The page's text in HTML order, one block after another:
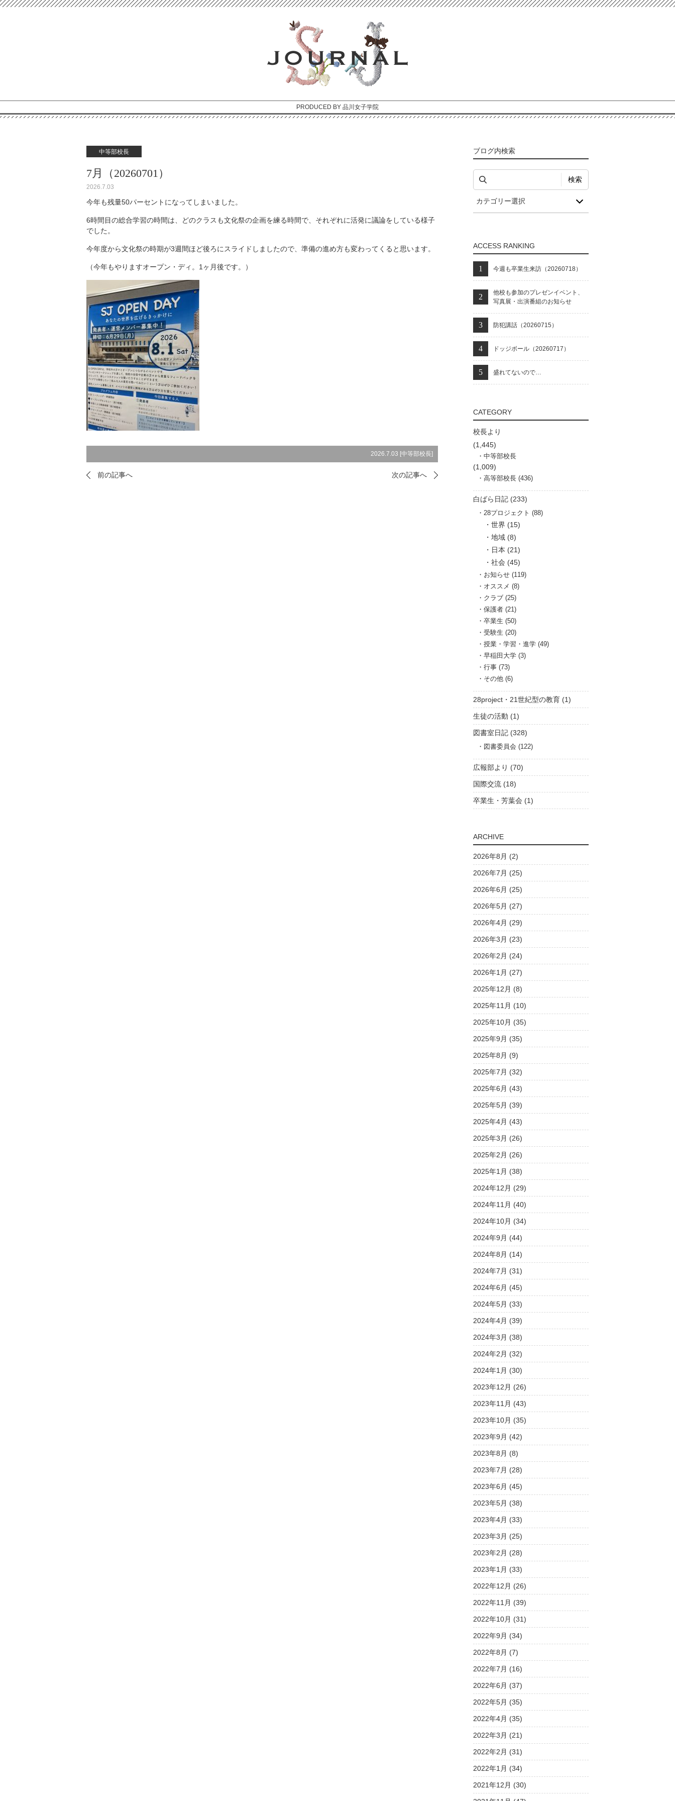
PRODUCED BY 品川女子学院
中等部校長
7月（20260701）
2026.7.03
今年も残量50パーセントになってしまいました。
6時間目の総合学習の時間は、どのクラスも文化祭の企画を練る時間で、それぞれに活発に議論をしている様子
でした。
今年度から文化祭の時期が3週間ほど後ろにスライドしましたので、準備の進め方も変わってくると思います。
（今年もやりますオープン・ディ。1ヶ月後です。）
2026.7.03 [中等部校長]
前の記事へ 次の記事へ
ブログ内検索
検索
カテゴリー選択
ACCESS RANKING
今週も卒業生来訪（20260718）
他校も参加のプレゼンイベント、
写真展・出演番組のお知らせ
防犯講話（20260715）
ドッジボール（20260717）
盛れてないので…
CATEGORY
校長より
(1,445)
中等部校長
(1,009)
高等部校長 (436)
白ばら日記 (233)
28プロジェクト (88)
世界 (15)
地域 (8)
日本 (21)
社会 (45)
お知らせ (119)
オススメ (8)
クラブ (25)
保護者 (21)
卒業生 (50)
受験生 (20)
授業・学習・進学 (49)
早稲田大学 (3)
行事 (73)
その他 (6)
28project・21世紀型の教育 (1)
生徒の活動 (1)
図書室日記 (328)
図書委員会 (122)
広報部より (70)
国際交流 (18)
卒業生・芳葉会 (1)
ARCHIVE
2026年8月 (2)
2026年7月 (25)
2026年6月 (25)
2026年5月 (27)
2026年4月 (29)
2026年3月 (23)
2026年2月 (24)
2026年1月 (27)
2025年12月 (8)
2025年11月 (10)
2025年10月 (35)
2025年9月 (35)
2025年8月 (9)
2025年7月 (32)
2025年6月 (43)
2025年5月 (39)
2025年4月 (43)
2025年3月 (26)
2025年2月 (26)
2025年1月 (38)
2024年12月 (29)
2024年11月 (40)
2024年10月 (34)
2024年9月 (44)
2024年8月 (14)
2024年7月 (31)
2024年6月 (45)
2024年5月 (33)
2024年4月 (39)
2024年3月 (38)
2024年2月 (32)
2024年1月 (30)
2023年12月 (26)
2023年11月 (43)
2023年10月 (35)
2023年9月 (42)
2023年8月 (8)
2023年7月 (28)
2023年6月 (45)
2023年5月 (38)
2023年4月 (33)
2023年3月 (25)
2023年2月 (28)
2023年1月 (33)
2022年12月 (26)
2022年11月 (39)
2022年10月 (31)
2022年9月 (34)
2022年8月 (7)
2022年7月 (16)
2022年6月 (37)
2022年5月 (35)
2022年4月 (35)
2022年3月 (21)
2022年2月 (31)
2022年1月 (34)
2021年12月 (30)